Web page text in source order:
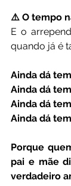
⚠️ O tempo
E o
quando já é
Ainda dá
Ainda dá
Ainda dá
Ainda dá
Porque
pai e mãe
verdadeiro